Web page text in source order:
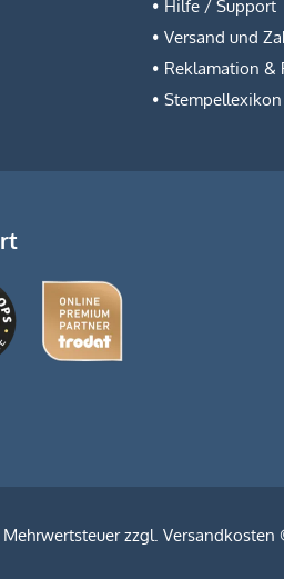
Hilfe / Support
Versand und
Reklamation &
Stempellexikon
zzgl. Versandkosten